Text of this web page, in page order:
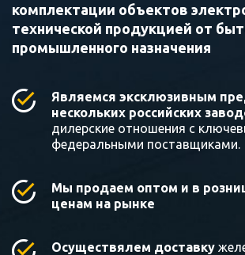
комплектации объектов
технической продукцией от
промышленного назначения
Являемся эксклюзивным
нескольких российских
дилерские отношения с
федеральными поставщиками.
Мы продаем оптом и в
ценам на рынке
Осуществялем доставку